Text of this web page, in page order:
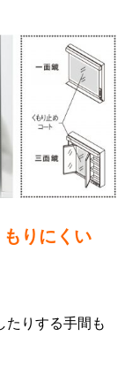
りにくい
たりする手間も